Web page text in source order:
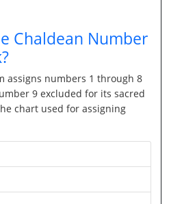
Chaldean Number
assigns numbers 1 through 8
9 excluded for its sacred
chart used for assigning